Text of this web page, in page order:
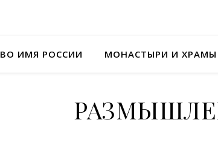
ВО ИМЯ РОССИИ МОНАСТЫРИ И ХРАМЫ